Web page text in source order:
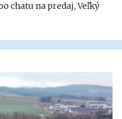
chatu na predaj, Veľký